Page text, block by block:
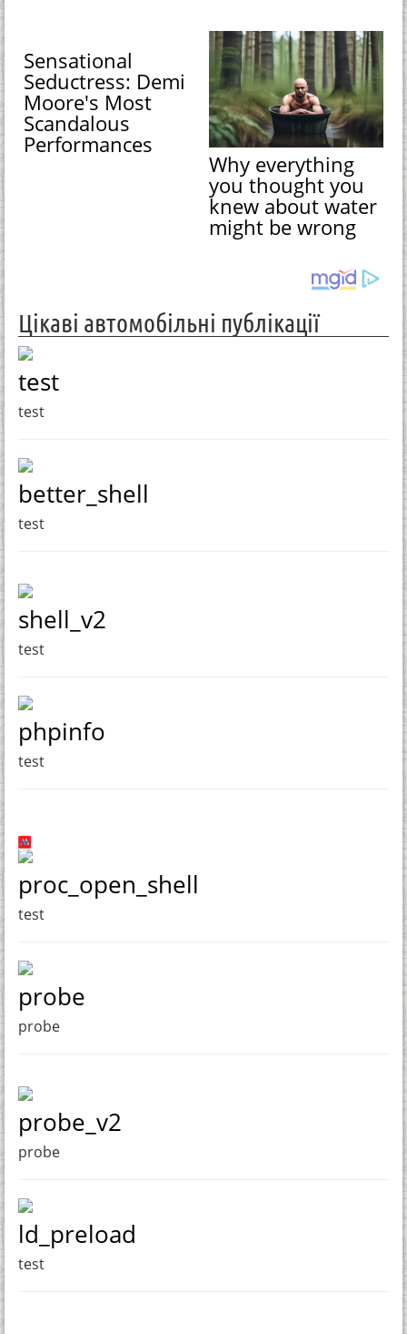
Sensational
Seductress: Demi
Moore's Most
Scandalous
Performances
Why everything
you thought you
knew about water
might be wrong
Цікаві автомобільні публікації
test
test
better_shell
test
shell_v2
test
phpinfo
test
proc_open_shell
test
probe
probe
probe_v2
probe
ld_preload
test